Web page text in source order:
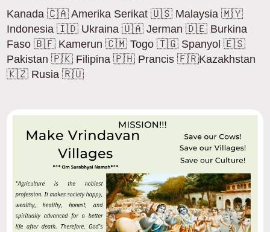
Kanada 🇨🇦 Amerika Serikat 🇺🇸 Malaysia 🇲🇾
Indonesia 🇮🇩 Ukraina 🇺🇦 Jerman 🇩🇪 Burkina
Faso 🇧🇫 Kamerun 🇨🇲 Togo 🇹🇬 Spanyol 🇪🇸
Pakistan 🇵🇰 Filipina 🇵🇭 Prancis 🇫🇷Kazakhstan
🇰🇿 Rusia 🇷🇺